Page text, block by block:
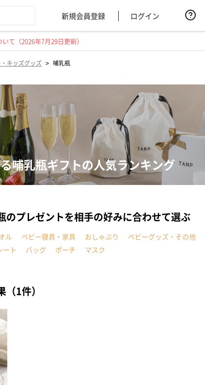
新規会員登録 ログイン
て（2026年7月29日更新）
キッズグッズ > 哺乳瓶
哺乳瓶ギフトの人気ランキング
のプレゼントを相手の好みに合わせて選ぶ
ル ベビー寝具・家具 おしゃぶり ベビーグッズ・その他
ート バッグ ポーチ マスク
1件）